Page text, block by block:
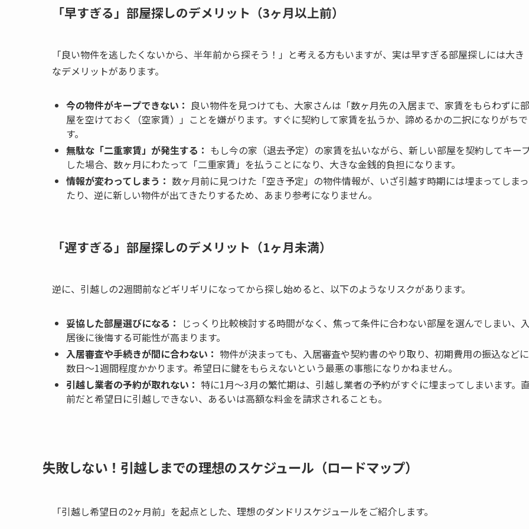
「早すぎる」部屋探しのデメリット（3ヶ月以上前）
「良い物件を逃したくないから、半年前から探そう！」と考える方もいますが、実は早すぎる部屋探しには大き
なデメリットがあります。
今の物件がキープできない： 良い物件を見つけても、大家さんは「数ヶ月先の入居まで、家賃をもらわずに部
屋を空けておく（空家賃）」ことを嫌がります。すぐに契約して家賃を払うか、諦めるかの二択になりがちで
す。
無駄な「二重家賃」が発生する： もし今の家（退去予定）の家賃を払いながら、新しい部屋を契約してキー
した場合、数ヶ月にわたって「二重家賃」を払うことになり、大きな金銭的負担になります。
情報が変わってしまう： 数ヶ月前に見つけた「空き予定」の物件情報が、いざ引越す時期には埋まってしまっ
たり、逆に新しい物件が出てきたりするため、あまり参考になりません。
「遅すぎる」部屋探しのデメリット（1ヶ月未満）
逆に、引越しの2週間前などギリギリになってから探し始めると、以下のようなリスクがあります。
妥協した部屋選びになる： じっくり比較検討する時間がなく、焦って条件に合わない部屋を選んでしまい、
居後に後悔する可能性が高まります。
入居審査や手続きが間に合わない： 物件が決まっても、入居審査や契約書のやり取り、初期費用の振込などに
数日〜1週間程度かかります。希望日に鍵をもらえないという最悪の事態になりかねません。
引越し業者の予約が取れない： 特に1月〜3月の繁忙期は、引越し業者の予約がすぐに埋まってしまいます。
前だと希望日に引越しできない、あるいは高額な料金を請求されることも。
失敗しない！引越しまでの理想のスケジュール（ロードマップ）
「引越し希望日の2ヶ月前」を起点とした、理想のダンドリスケジュールをご紹介します。